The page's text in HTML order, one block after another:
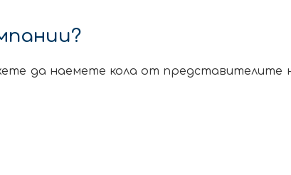
да наемете кола от представителите